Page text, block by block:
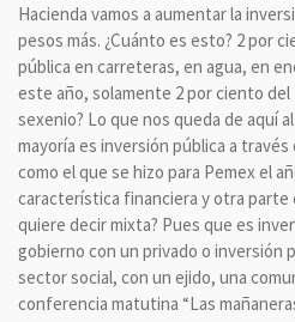
Hacienda vamos a aumentar la
pesos más. ¿Cuánto es esto? 2 por
pública en carreteras, en agua, en
este año, solamente 2 por ciento del
sexenio? Lo que nos queda de aquí
mayoría es inversión pública a
como el que se hizo para Pemex el
característica financiera y otra parte
quiere decir mixta? Pues que es
gobierno con un privado o inversión
sector social, con un ejido, una
conferencia matutina “Las